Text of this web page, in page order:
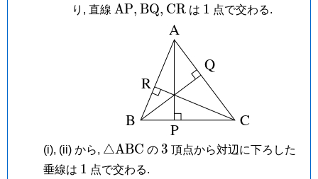
り, 直線 \mathrm{AP},
AP, \mathrm{BQ},
BQ, \mathrm{CR}
CR は 1
1 点で交わる.
(i), (ii) から, \triangle\mathrm{ABC}
△ABC の 3
3 頂点から対辺に下ろした
垂線は 1
1 点で交わる.